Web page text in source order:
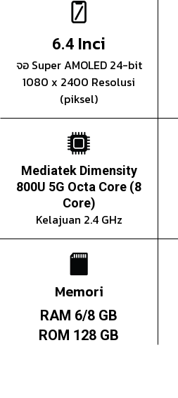
6.4 Inci
จอ Super AMOLED 24-bit
1080 x 2400 Resolusi
(piksel)
Mediatek Dimensity
800U 5G Octa Core (8
Core)
Kelajuan 2.4 GHz
Memori
RAM 6/8 GB
ROM 128 GB